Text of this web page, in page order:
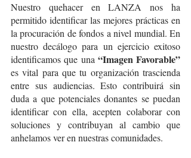
Nuestro quehacer en LANZA nos ha
permitido identificar las mejores prácticas en
la procuración de fondos a nivel mundial. En
nuestro decálogo para un ejercicio exitoso
identificamos que una
es vital para que tu organización trascienda
entre sus audiencias. Esto contribuirá sin
duda a que potenciales donantes se puedan
identificar con ella, acepten colaborar con
soluciones y contribuyan al cambio que
anhelamos ver en nuestras comunidades.